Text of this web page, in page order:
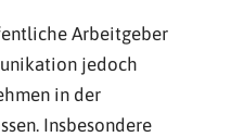
Arbeitgeber
jedoch
in der
Insbesondere